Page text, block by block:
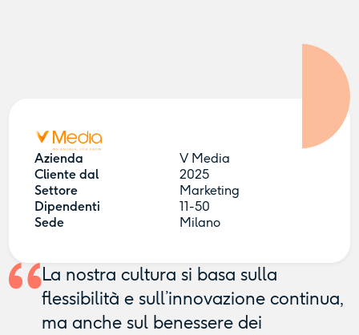
La nostra cultura si basa sulla
flessibilità e sull’innovazione continua,
ma anche sul benessere dei
Azienda
V Media
Cliente dal
2025
Settore
Marketing
Dipendenti
11-50
Sede
Milano